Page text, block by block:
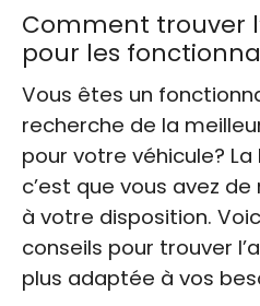
Comment trouver
pour les
Vous êtes un
recherche de la
pour votre véhicule? La
c’est que vous avez
à votre disposition.
conseils pour trouver
plus adaptée à vos